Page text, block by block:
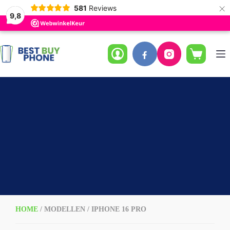
9,8
581 Reviews ×
Ga
naar
de
inhoud
HOME / MODELLEN / IPHONE 16 PRO